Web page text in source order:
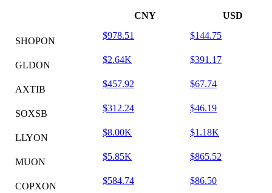
CNY USD
SHOPON
$978.51 $144.75
GLDON
$2.64K $391.17
AXTIB
$457.92 $67.74
SOXSB
$312.24 $46.19
LLYON
$8.00K $1.18K
MUON
$5.85K $865.52
COPXON
$584.74 $86.50